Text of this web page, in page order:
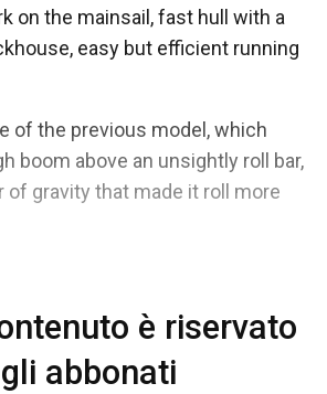
on the mainsail, fast hull with a
easy but efficient running
of the previous model, which
boom above an unsightly roll bar,
of gravity that made it roll more
è riservato
abbonati